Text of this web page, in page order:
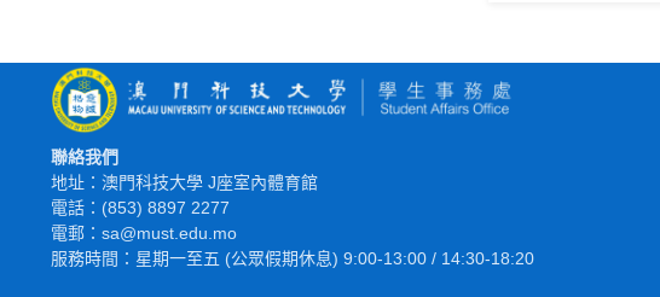
聯絡我們
地址：澳門科技大學 J座室內體育館
電話：(853) 8897 2277
電郵：sa@must.edu.mo
服務時間：星期一至五 (公眾假期休息) 9:00-13:00 / 14:30-18:20